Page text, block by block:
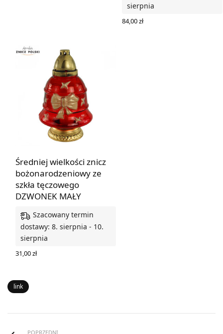
sierpnia
84,00zł
Średniej wielkości znicz
bożonarodzeniowy ze
szkła tęczowego
DZWONEK MAŁY
Szacowany termin
dostawy: 8. sierpnia - 10.
sierpnia
31,00zł
link
POPRZEDNI